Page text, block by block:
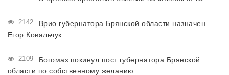
2142
Врио губернатора Брянской области назначен
Егор Ковальчук
2109
Богомаз покинул пост губернатора Брянской
области по собственному желанию